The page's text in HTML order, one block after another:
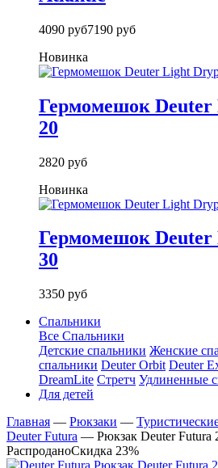
4090 руб7190 руб
Новинка
Гермомешок
20
2820 руб
Новинка
Гермомешок
30
3350 руб
Спальники
Все Спальники
Детские спальники Женские
спальники Deuter Orbit Deuter
DreamLite Стретч Удлиненные
Для детей
Главная — Рюкзаки —
Deuter Futura — Рюкзак Deuter Futura
РаспроданоСкидка 23%